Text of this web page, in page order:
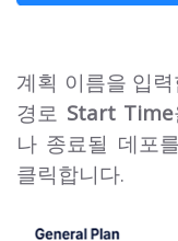
계획 이름을 입
경로 Start Time
나 종료될 데포
클릭합니다.